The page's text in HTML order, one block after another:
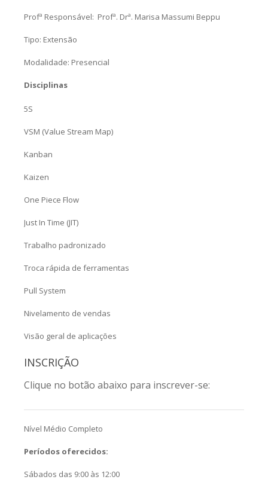
Profª Responsável: Profª. Drª. Marisa Massumi Beppu
Tipo: Extensão
Modalidade: Presencial
Disciplinas
5S
VSM (Value Stream Map)
Kanban
Kaizen
One Piece Flow
Just In Time (JIT)
Trabalho padronizado
Troca rápida de ferramentas
Pull System
Nivelamento de vendas
Visão geral de aplicações
INSCRIÇÃO
Clique no botão abaixo para inscrever-se:
Nível Médio Completo
Períodos oferecidos:
Sábados das 9:00 às 12:00